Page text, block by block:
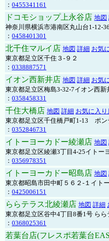
： 0455341161
ドコモショップ上永谷店 地図
神奈川県横浜市港南区丸山台1-12-
： 0458401301
北千住マルイ店 地図 詳細 お気
東京都足立区千住３-９２
： 0338887571
イオン西新井店 地図 詳細 お気
東京都足立区梅島3-32-7イオン西新
： 0358458331
千住大橋店 地図 詳細 お気に入
東京都足立区千住橋戸町1-13 ポン
： 0352846731
イトーヨーカドー綾瀬店 地図
東京都足立区綾瀬3丁目4-25イトー
： 0356978351
イトーヨーカドー昭島店 地図
東京都昭島市田中町５６２-１イト
： 0425006151
ららテラス北綾瀬店 地図 詳細
東京都足立区谷中4丁目8番1号 ら
： 0368025361
若葉台店(フレスポ若葉台